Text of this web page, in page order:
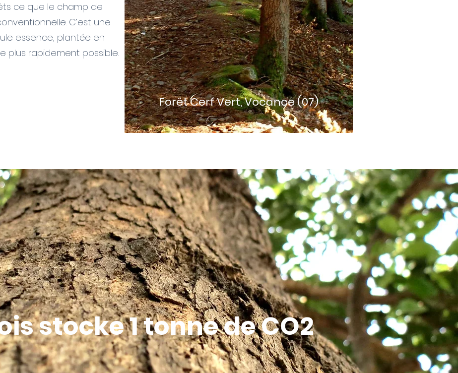
ce que le champ de
C’est une
essence, plantée en
plus rapidement possible.
Forêt Cerf Vert, Vocance (07)
stocke 1 tonne de CO2